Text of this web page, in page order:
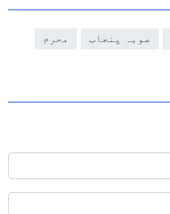
صوبہ پنجاب محرم